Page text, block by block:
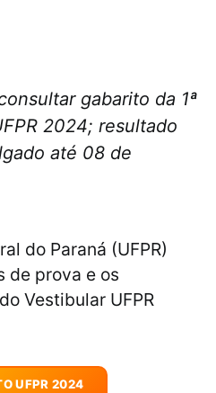
gabarito da 1ª
2024; resultado
até 08 de
do Paraná (UFPR)
de prova e os
Vestibular UFPR
UFPR 2024